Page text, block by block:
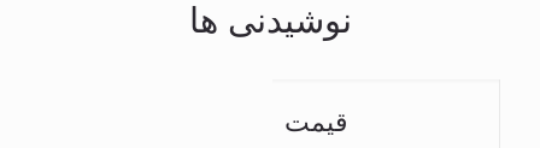
نوشیدنی ها
قیمت